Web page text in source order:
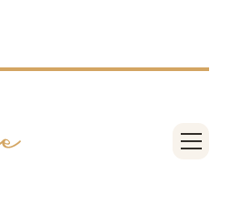
JUMEIRA, DUBAI:
СУММЫ КОНТРАКТА НА